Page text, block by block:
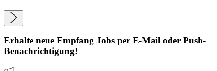
Erhalte neue Empfang Jobs per E-Mail oder Push-
Benachrichtigung!